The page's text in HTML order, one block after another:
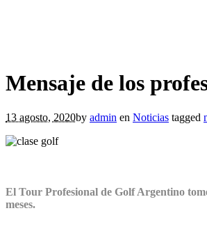
Mensaje de los
13 agosto, 2020by admin en Noticias tagged
El Tour Profesional de Golf Argentino
meses.